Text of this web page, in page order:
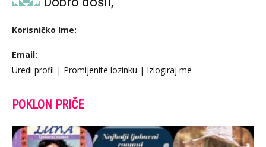
Korisničko Ime:
Email:
Uredi profil | Promijenite lozinku | Izlogiraj me
POKLON PRIČE